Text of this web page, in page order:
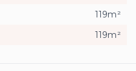
119m²
119m²